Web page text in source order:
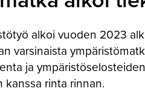
alkoi vuoden 2023
varsinaista
ja
rinta rinnan.